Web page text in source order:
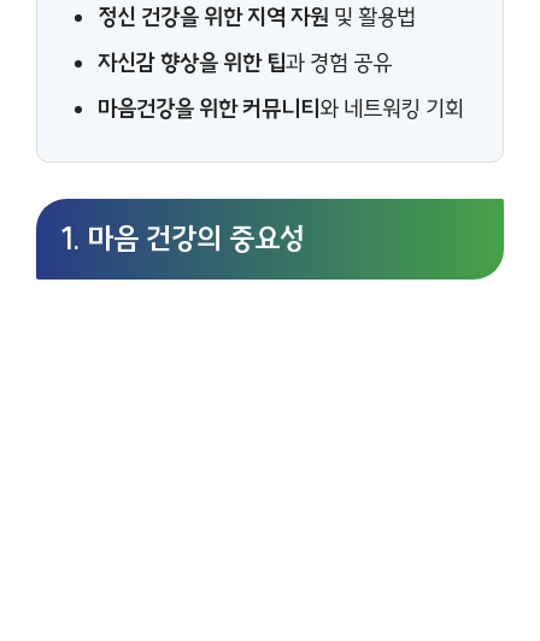
정신 건강을 위한 지역 자원 및 활용법
자신감 향상을 위한 팁과 경험 공유
마음건강을 위한 커뮤니티와 네트워킹 기회
1. 마음 건강의 중요성